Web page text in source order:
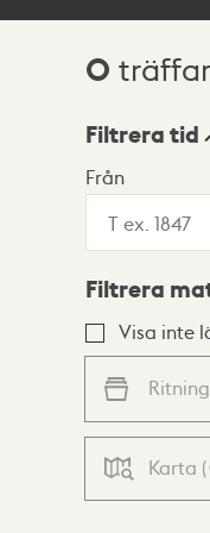
0
Visningsläge
Lista
Filtrera tid
Från
Filtrera
Visa inte
Ritning
Karta (